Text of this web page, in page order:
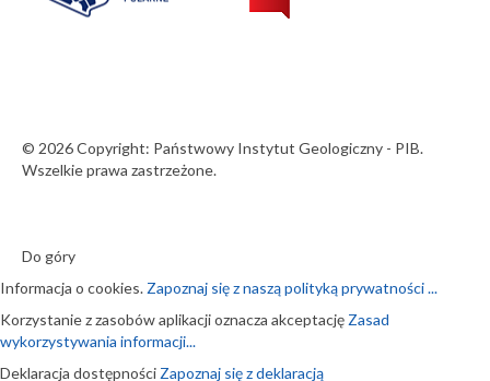
© 2026 Copyright: Państwowy Instytut Geologiczny - PIB.
Wszelkie prawa zastrzeżone.
Do góry
Informacja o cookies. Zapoznaj się z naszą polityką prywatności ...
Korzystanie z zasobów aplikacji oznacza akceptację Zasad
wykorzystywania informacji...
Deklaracja dostępności Zapoznaj się z deklaracją